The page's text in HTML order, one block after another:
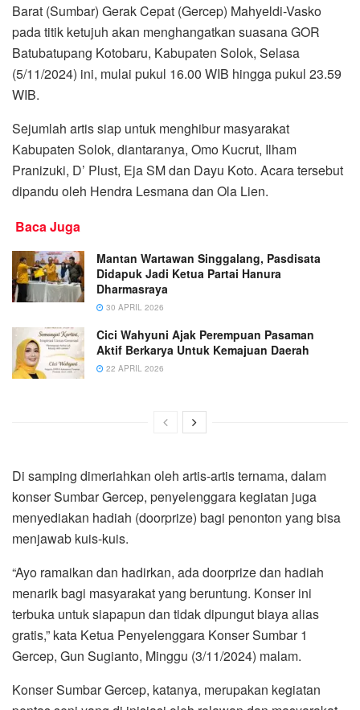
Barat (Sumbar) Gerak Cepat (Gercep) Mahyeldi-Vasko
pada titik ketujuh akan menghangatkan suasana GOR
Batubatupang Kotobaru, Kabupaten Solok, Selasa
(5/11/2024) ini, mulai pukul 16.00 WIB hingga pukul 23.59
WIB.
Sejumlah artis siap untuk menghibur masyarakat
Kabupaten Solok, diantaranya, Omo Kucrut, Ilham
Pranizuki, D’ Plust, Eja SM dan Dayu Koto. Acara tersebut
dipandu oleh Hendra Lesmana dan Ola Lien.
Baca Juga
Mantan Wartawan Singgalang, Pasdisata
Didapuk Jadi Ketua Partai Hanura
Dharmasraya
30 APRIL 2026
Cici Wahyuni Ajak Perempuan Pasaman
Aktif Berkarya Untuk Kemajuan Daerah
22 APRIL 2026
Di samping dimeriahkan oleh artis-artis ternama, dalam
konser Sumbar Gercep, penyelenggara kegiatan juga
menyediakan hadiah (doorprize) bagi penonton yang bisa
menjawab kuis-kuis.
“Ayo ramaikan dan hadirkan, ada doorprize dan hadiah
menarik bagi masyarakat yang beruntung. Konser ini
terbuka untuk siapapun dan tidak dipungut biaya alias
gratis,” kata Ketua Penyelenggara Konser Sumbar 1
Gercep, Gun Sugianto, Minggu (3/11/2024) malam.
Konser Sumbar Gercep, katanya, merupakan kegiatan